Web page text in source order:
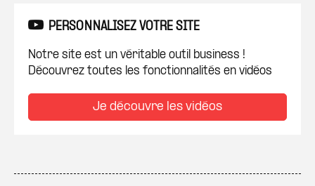
PERSONNALISEZ VOTRE SITE
Notre site est un véritable outil business !
Découvrez toutes les fonctionnalités en vidéos
Je découvre les vidéos